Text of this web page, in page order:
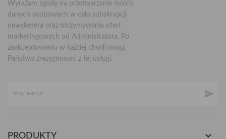
Wyrażam zgodę na przetwarzanie moich
danych osobowych w celu subskrypcji
newslettera oraz otrzymywania ofert
marketingowych od Administratora. Po
zaakceptowaniu w każdej chwili mogą
Państwo zrezygnować z tej usługi.

PRODUKTY 